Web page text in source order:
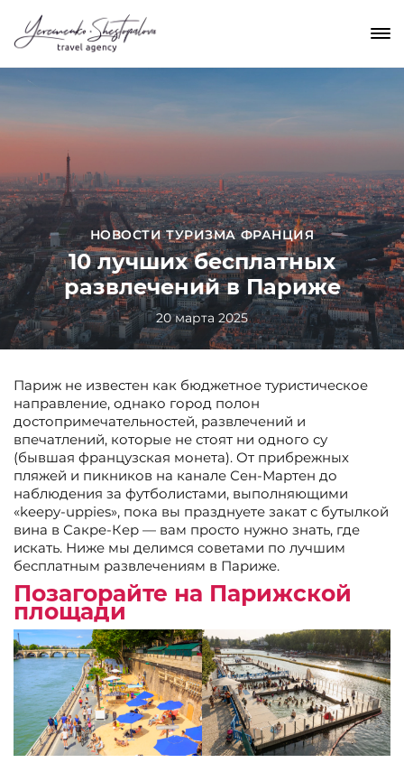
НОВОСТИ ТУРИЗМА ФРАНЦИЯ
10 лучших бесплатных
развлечений в Париже
20 марта 2025
Париж не известен как бюджетное туристическое
направление, однако город полон
достопримечательностей, развлечений и
впечатлений, которые не стоят ни одного су
(бывшая французская монета). От прибрежных
пляжей и пикников на канале Сен-Мартен до
наблюдения за футболистами, выполняющими
«keepy-uppies», пока вы празднуете закат с бутылкой
вина в Сакре-Кер — вам просто нужно знать, где
искать. Ниже мы делимся советами по лучшим
бесплатным развлечениям в Париже.
Позагорайте на Парижской
площади